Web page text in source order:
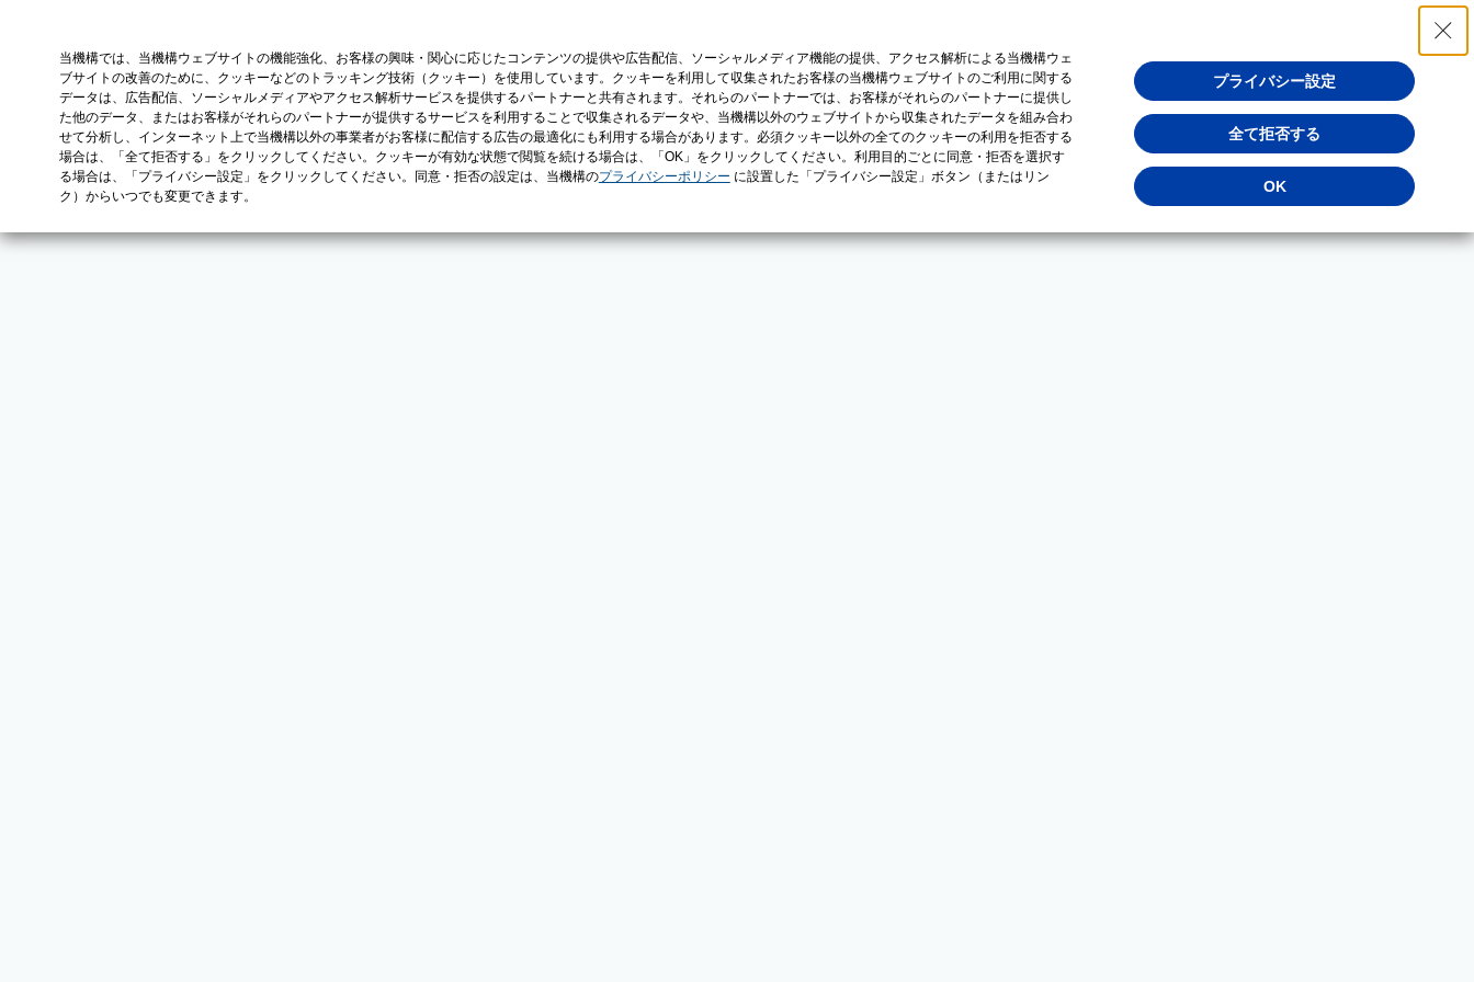
当機構では、当機構ウェブサイトの機能強化、お客様の興味・関心に応じたコンテンツの提供や広告配信、ソーシャルメディア機能の提供、アクセス解析による当機構ウェ
ブサイトの改善のために、クッキーなどのトラッキング技術（クッキー）を使用しています。クッキーを利用して収集されたお客様の当機構ウェブサイトのご利用に関する
データは、広告配信、ソーシャルメディアやアクセス解析サービスを提供するパートナーと共有されます。それらのパートナーでは、お客様がそれらのパートナーに提供し
た他のデータ、またはお客様がそれらのパートナーが提供するサービスを利用することで収集されるデータや、当機構以外のウェブサイトから収集されたデータを組み合わ
せて分析し、インターネット上で当機構以外の事業者がお客様に配信する広告の最適化にも利用する場合があります。必須クッキー以外の全てのクッキーの利用を拒否する
場合は、「全て拒否する」をクリックしてください。クッキーが有効な状態で閲覧を続ける場合は、「OK」をクリックしてください。利用目的ごとに同意・拒否を選択す
る場合は、「プライバシー設定」をクリックしてください。同意・拒否の設定は、当機構のプライバシーポリシー に設置した「プライバシー設定」ボタン（またはリン
ク）からいつでも変更できます。
プライバシー設定
全て拒否する
OK